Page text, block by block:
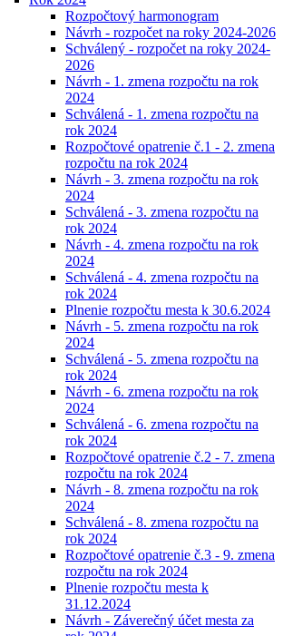
Rozpočtový harmonogram
Návrh - rozpočet na roky 2024-2026
Schválený - rozpočet na roky 2024-
2026
Návrh - 1. zmena rozpočtu na rok
2024
Schválená - 1. zmena rozpočtu na
rok 2024
Rozpočtové opatrenie č.1 - 2. zmena
rozpočtu na rok 2024
Návrh - 3. zmena rozpočtu na rok
2024
Schválená - 3. zmena rozpočtu na
rok 2024
Návrh - 4. zmena rozpočtu na rok
2024
Schválená - 4. zmena rozpočtu na
rok 2024
Plnenie rozpočtu mesta k 30.6.2024
Návrh - 5. zmena rozpočtu na rok
2024
Schválená - 5. zmena rozpočtu na
rok 2024
Návrh - 6. zmena rozpočtu na rok
2024
Schválená - 6. zmena rozpočtu na
rok 2024
Rozpočtové opatrenie č.2 - 7. zmena
rozpočtu na rok 2024
Návrh - 8. zmena rozpočtu na rok
2024
Schválená - 8. zmena rozpočtu na
rok 2024
Rozpočtové opatrenie č.3 - 9. zmena
rozpočtu na rok 2024
Plnenie rozpočtu mesta k
31.12.2024
Návrh - Záverečný účet mesta za